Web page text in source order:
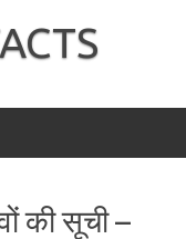
की सूची –